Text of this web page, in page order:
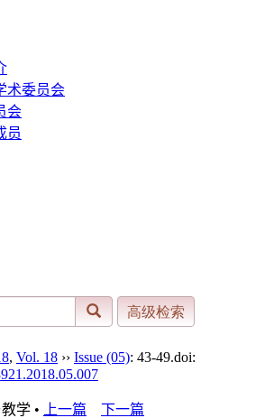
术委员会
会
员
, Vol. 18 ›› Issue (05): 43-49.doi:
学 • 上一篇 下一篇